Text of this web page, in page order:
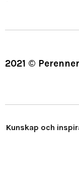
2021 ©
Kunskap och